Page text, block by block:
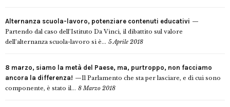
Alternanza scuola-lavoro, potenziare contenuti educativi
Partendo dal caso dell’Istituto Da Vinci, il dibattito sul valore
dell’alternanza scuola-lavoro si è... 5 Aprile 2018
8 marzo, siamo la metà del Paese, ma, purtroppo, non facciamo
ancora la differenza!
Il Parlamento che sta per lasciare, e di cui sono
componente, è stato il... 8 Marzo 2018